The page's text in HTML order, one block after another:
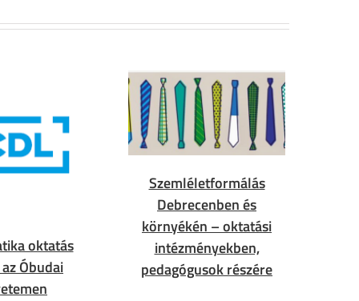
oktatás
Óbudai
Szemléletformálás
Debrecenben és
környékén – oktatási
intézményekben,
pedagógusok részére